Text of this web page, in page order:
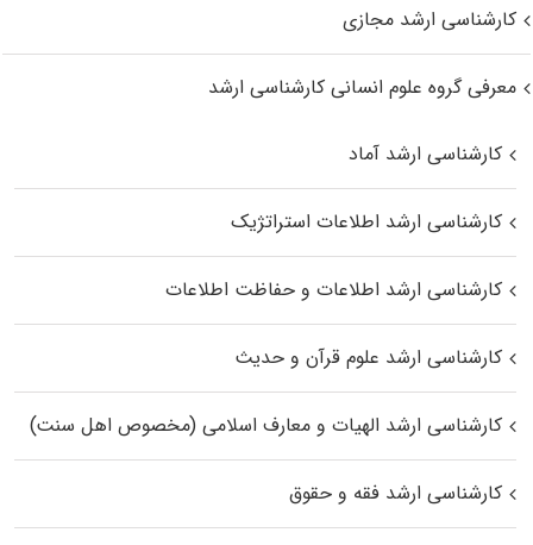
کارشناسی ارشد مجازی
معرفی گروه علوم انسانی کارشناسی ارشد
کارشناسی ارشد آماد
کارشناسی ارشد اطلاعات استراتژیک
کارشناسی ارشد اطلاعات و حفاظت اطلاعات
کارشناسی ارشد علوم قرآن و حدیث
کارشناسی ارشد الهیات و معارف اسلامی (مخصوص اهل سنت)
کارشناسی ارشد فقه و حقوق